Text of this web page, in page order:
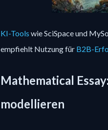
KI-Tools wie SciSpace und
empfiehlt Nutzung für B2B-
Mathematical
modellieren